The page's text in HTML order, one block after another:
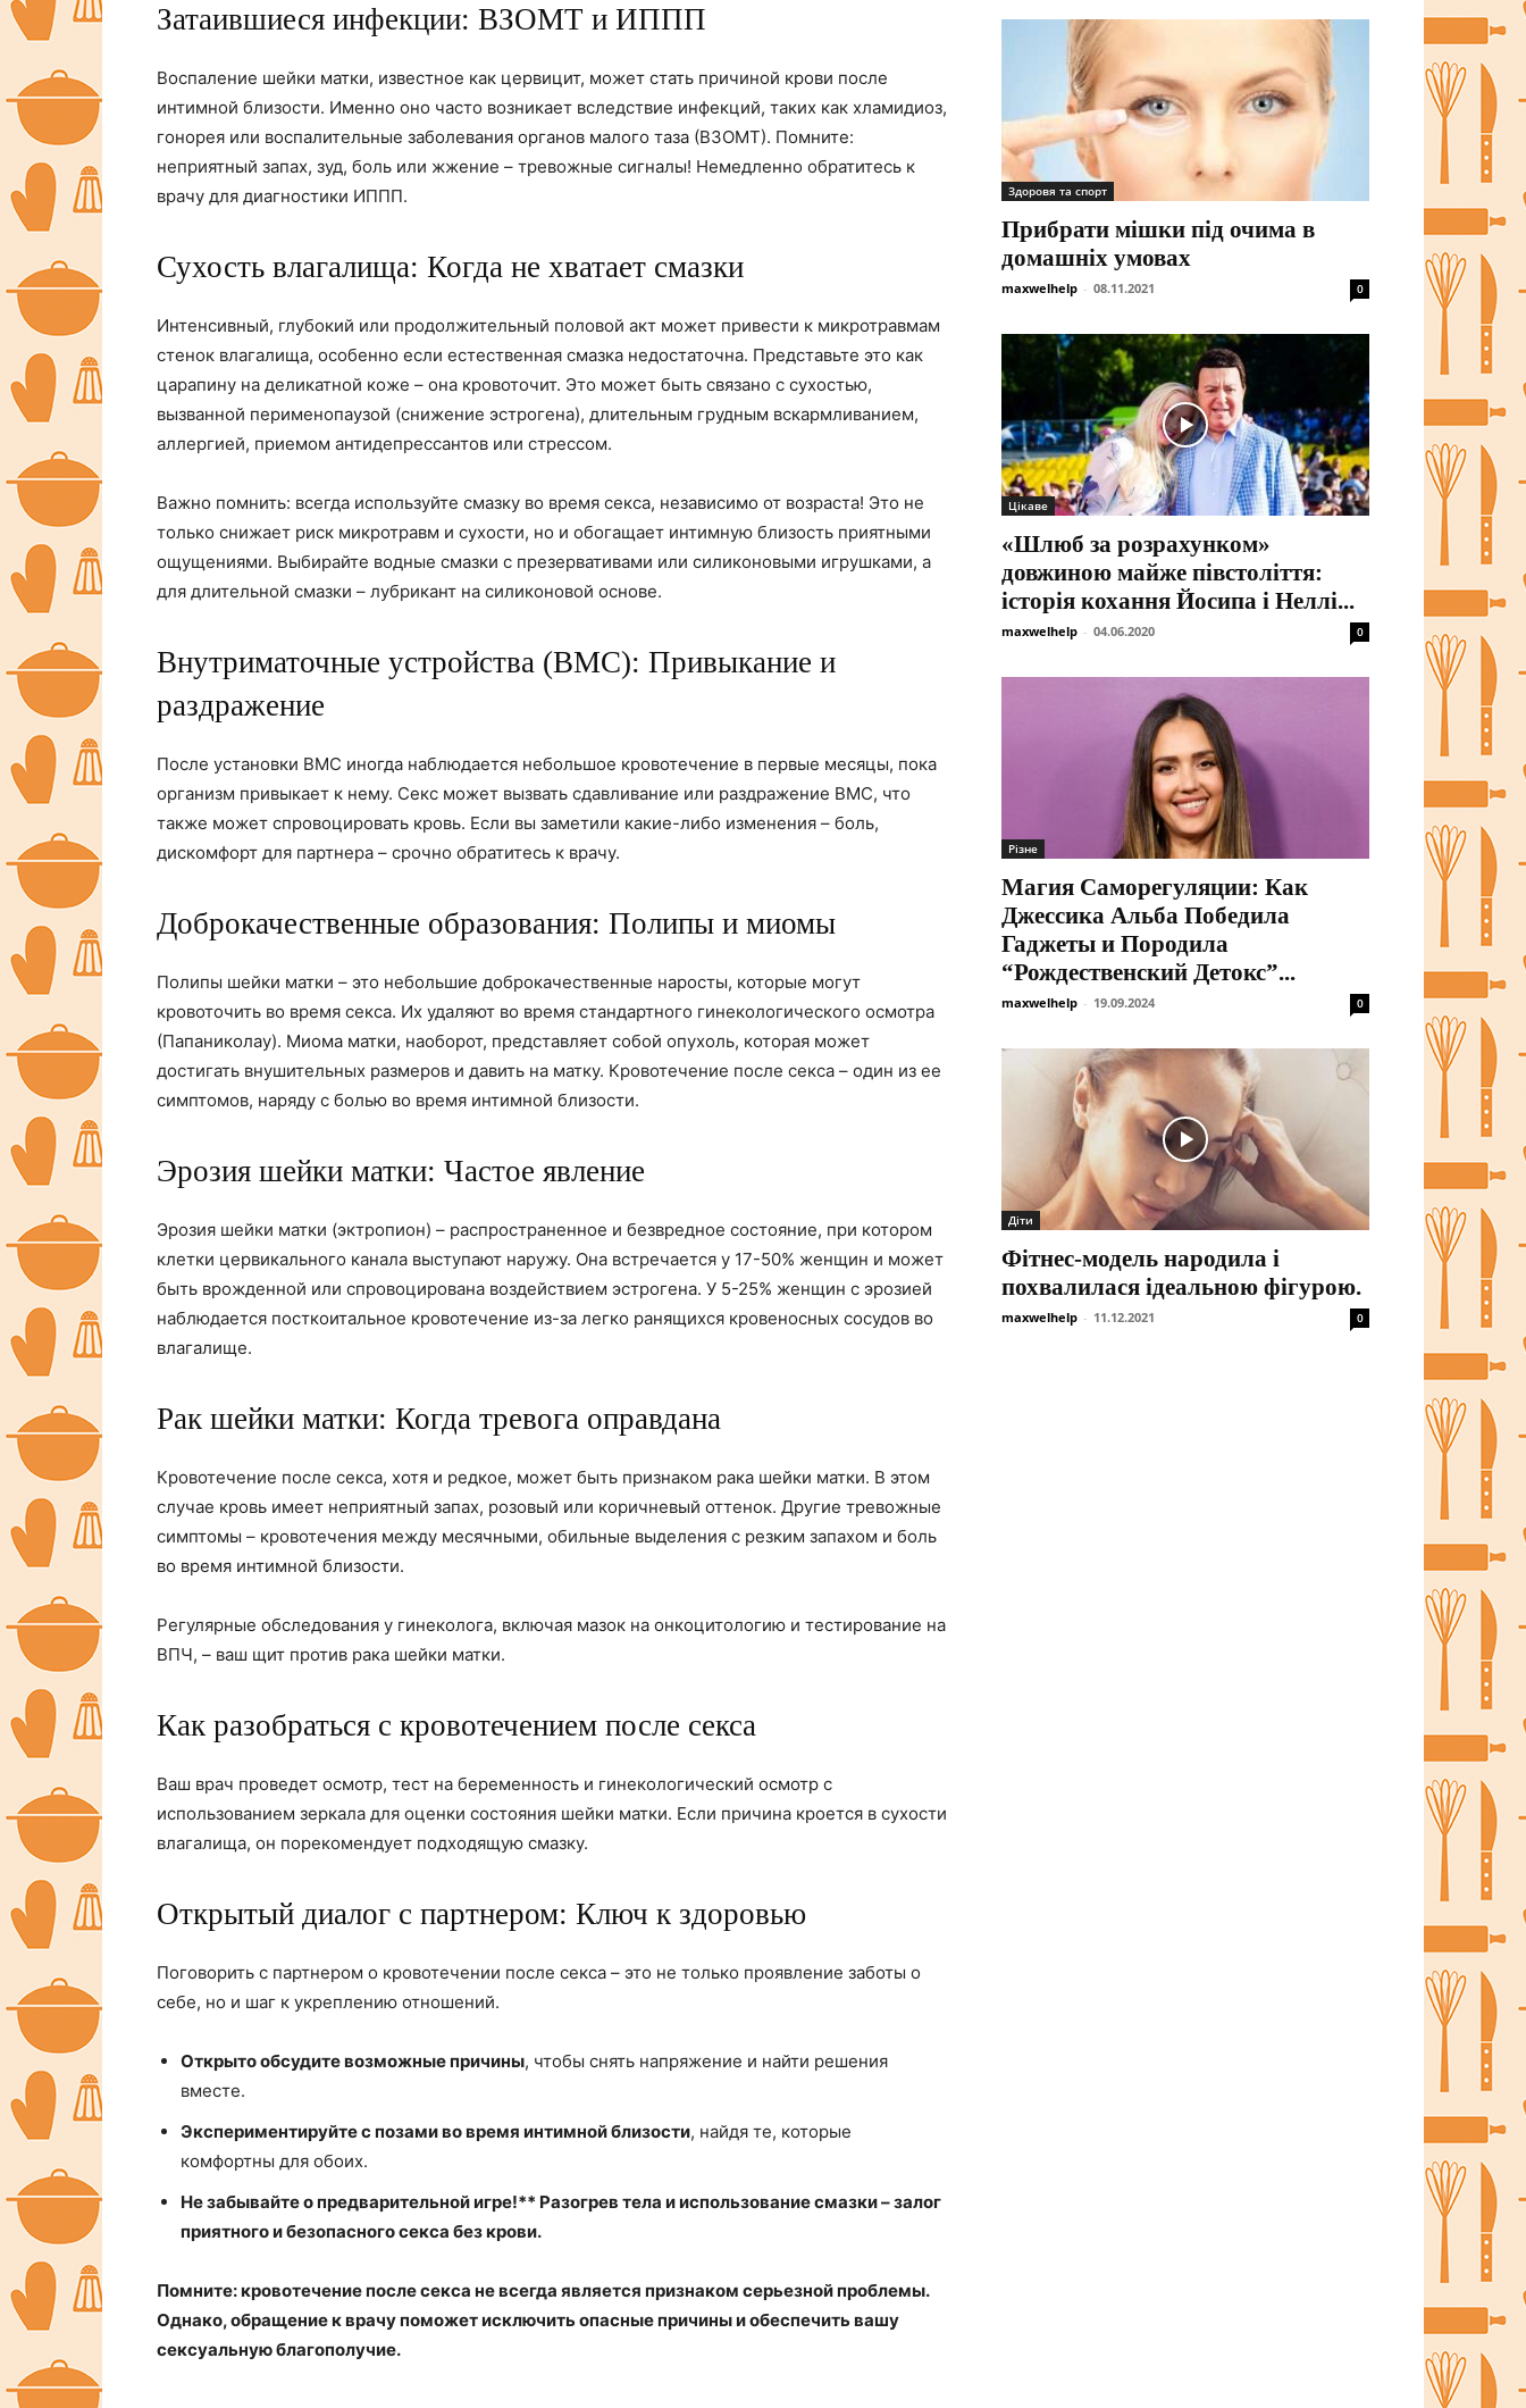
Затаившиеся инфекции: ВЗОМТ и ИППП
Воспаление шейки матки, известное как цервицит, может стать причиной крови после
интимной близости. Именно оно часто возникает вследствие инфекций, таких как хламидиоз,
гонорея или воспалительные заболевания органов малого таза (ВЗОМТ). Помните:
неприятный запах, зуд, боль или жжение – тревожные сигналы! Немедленно обратитесь к
врачу для диагностики ИППП.
Сухость влагалища: Когда не хватает смазки
Интенсивный, глубокий или продолжительный половой акт может привести к микротравмам
стенок влагалища, особенно если естественная смазка недостаточна. Представьте это как
царапину на деликатной коже – она кровоточит. Это может быть связано с сухостью,
вызванной перименопаузой (снижение эстрогена), длительным грудным вскармливанием,
аллергией, приемом антидепрессантов или стрессом.
Важно помнить: всегда используйте смазку во время секса, независимо от возраста! Это не
только снижает риск микротравм и сухости, но и обогащает интимную близость приятными
ощущениями. Выбирайте водные смазки с презервативами или силиконовыми игрушками, а
для длительной смазки – лубрикант на силиконовой основе.
Внутриматочные устройства (ВМС): Привыкание и
раздражение
После установки ВМС иногда наблюдается небольшое кровотечение в первые месяцы, пока
организм привыкает к нему. Секс может вызвать сдавливание или раздражение ВМС, что
также может спровоцировать кровь. Если вы заметили какие-либо изменения – боль,
дискомфорт для партнера – срочно обратитесь к врачу.
Доброкачественные образования: Полипы и миомы
Полипы шейки матки – это небольшие доброкачественные наросты, которые могут
кровоточить во время секса. Их удаляют во время стандартного гинекологического осмотра
(Папаниколау). Миома матки, наоборот, представляет собой опухоль, которая может
достигать внушительных размеров и давить на матку. Кровотечение после секса – один из ее
симптомов, наряду с болью во время интимной близости.
Эрозия шейки матки: Частое явление
Эрозия шейки матки (эктропион) – распространенное и безвредное состояние, при котором
клетки цервикального канала выступают наружу. Она встречается у 17-50% женщин и может
быть врожденной или спровоцирована воздействием эстрогена. У 5-25% женщин с эрозией
наблюдается посткоитальное кровотечение из-за легко ранящихся кровеносных сосудов во
влагалище.
Рак шейки матки: Когда тревога оправдана
Кровотечение после секса, хотя и редкое, может быть признаком рака шейки матки. В этом
случае кровь имеет неприятный запах, розовый или коричневый оттенок. Другие тревожные
симптомы – кровотечения между месячными, обильные выделения с резким запахом и боль
во время интимной близости.
Регулярные обследования у гинеколога, включая мазок на онкоцитологию и тестирование на
ВПЧ, – ваш щит против рака шейки матки.
Как разобраться с кровотечением после секса
Ваш врач проведет осмотр, тест на беременность и гинекологический осмотр с
использованием зеркала для оценки состояния шейки матки. Если причина кроется в сухости
влагалища, он порекомендует подходящую смазку.
Открытый диалог с партнером: Ключ к здоровью
Поговорить с партнером о кровотечении после секса – это не только проявление заботы о
себе, но и шаг к укреплению отношений.
Открыто обсудите возможные причины, чтобы снять напряжение и найти решения
вместе.
Экспериментируйте с позами во время интимной близости, найдя те, которые
комфортны для обоих.
Не забывайте о предварительной игре!** Разогрев тела и использование смазки – залог
приятного и безопасного секса без крови.
Помните: кровотечение после секса не всегда является признаком серьезной проблемы.
Однако, обращение к врачу поможет исключить опасные причины и обеспечить вашу
сексуальную благополучие.
Здоровя та спорт
Прибрати мішки під очима в
домашніх умовах
maxwelhelp - 08.11.2021 0
Цікаве
«Шлюб за розрахунком»
довжиною майже півстоліття:
історія кохання Йосипа і Неллі...
maxwelhelp - 04.06.2020 0
Різне
Магия Саморегуляции: Как
Джессика Альба Победила
Гаджеты и Породила
“Рождественский Детокс”...
maxwelhelp - 19.09.2024 0
Діти
Фітнес-модель народила і
похвалилася ідеальною фігурою.
maxwelhelp - 11.12.2021 0